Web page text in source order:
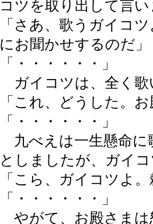
コツを取り出して言
「さあ、歌うガイコ
にお聞かせするのだ」
「・・・・・・」
ガイコツは、全く歌
「これ、どうした。
「・・・・・・」
九べえは一生懸命に
としましたが、ガイ
「こら、ガイコツよ
「・・・・・・」
やがて、お殿さまは